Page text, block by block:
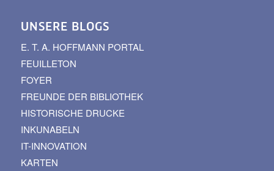
UNSERE BLOGS
E. T. A. HOFFMANN PORTAL
FEUILLETON
FOYER
FREUNDE DER BIBLIOTHEK
HISTORISCHE DRUCKE
INKUNABELN
IT-INNOVATION
KARTEN